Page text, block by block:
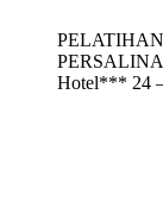
Hotel*** 24